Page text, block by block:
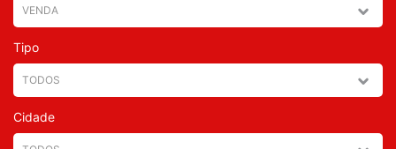
Tipo
Cidade